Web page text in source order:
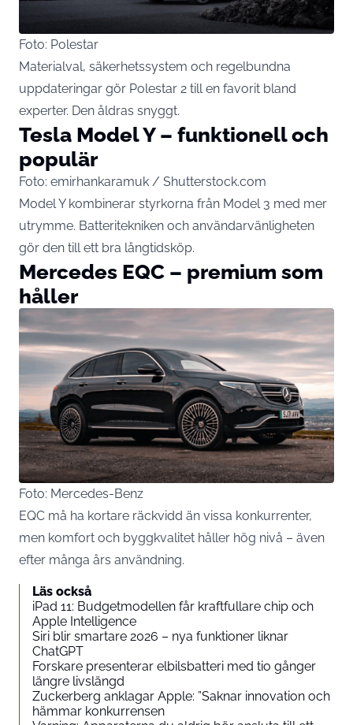
Foto: Polestar
Materialval, säkerhetssystem och regelbundna
uppdateringar gör Polestar 2 till en favorit bland
experter. Den åldras snyggt.
Tesla Model Y – funktionell och
populär
Foto: emirhankaramuk / Shutterstock.com
Model Y kombinerar styrkorna från Model 3 med mer
utrymme. Batteritekniken och användarvänligheten
gör den till ett bra långtidsköp.
Mercedes EQC – premium som
håller
Foto: Mercedes-Benz
EQC må ha kortare räckvidd än vissa konkurrenter,
men komfort och byggkvalitet håller hög nivå – även
efter många års användning.
Läs också
iPad 11: Budgetmodellen får kraftfullare chip och
Apple Intelligence
Siri blir smartare 2026 – nya funktioner liknar
ChatGPT
Forskare presenterar elbilsbatteri med tio gånger
längre livslängd
Zuckerberg anklagar Apple: ”Saknar innovation och
hämmar konkurrensen